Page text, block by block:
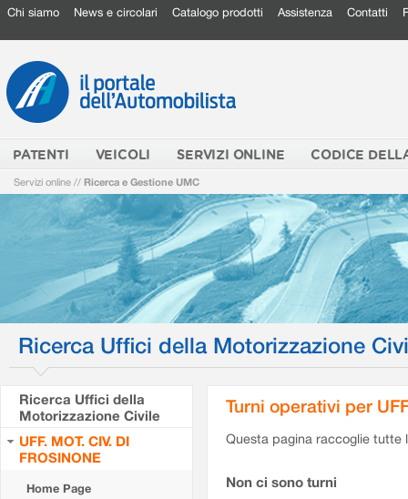
Chi siamo News e circolari Catalogo prodotti Assistenza Contatti
PATENTI VEICOLI SERVIZI ONLINE CODICE
Servizi online // Ricerca e Gestione UMC
Ricerca Uffici della Motorizzazione
Ricerca Uffici della
Motorizzazione Civile
UFF. MOT. CIV. DI
FROSINONE
Home Page
Turni operativi per
Questa pagina raccoglie tutte
Non ci sono turni